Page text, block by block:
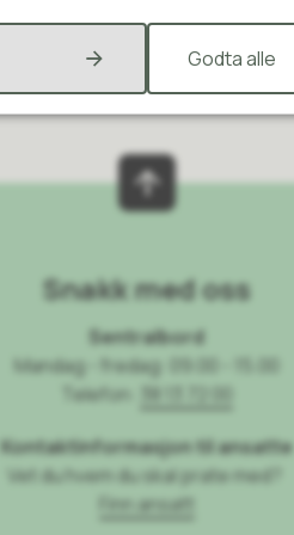
Ja Nei
Snakk med oss
Sentralbord
Mandag - fredag: 09.00 - 15.00
Telefon:
38 13 72 00
Kontaktinformasjon til ansatte
Vet du hvem du skal prate med?
Finn ansatt
Godta alle